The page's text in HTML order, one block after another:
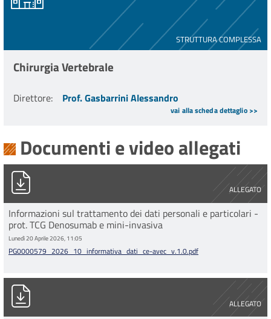
STRUTTURA COMPLESSA
Chirurgia Vertebrale
Direttore: Prof. Gasbarrini Alessandro
vai alla scheda dettaglio >>
Documenti e video allegati
ALLEGATO
PG0000579_2026_10_informativa_dati_ce-avec_v.1.0.pdf
Informazioni sul trattamento dei dati personali e particolari -
prot. TCG Denosumab e mini-invasiva
Lunedì 20 Aprile 2026, 11:05
PG0000579_2026_10_informativa_dati_ce-avec_v.1.0.pdf
ALLEGATO
PG0005005_2026_Stampa_unica.pdf